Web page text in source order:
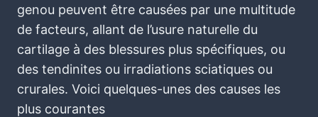
genou peuvent être causées par une multitude
de facteurs, allant de l’usure naturelle du
cartilage à des blessures plus spécifiques, ou
des tendinites ou irradiations sciatiques ou
crurales. Voici quelques-unes des causes les
plus courantes